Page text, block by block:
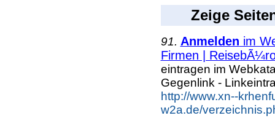
Zeige
91. Anmelden im
Firmen |
eintragen im
Gegenlink -
http://www.xn--
w2a.de/